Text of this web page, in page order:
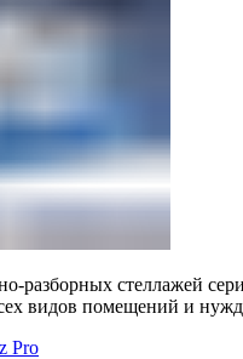
разборных стеллажей
видов помещений и
Pro